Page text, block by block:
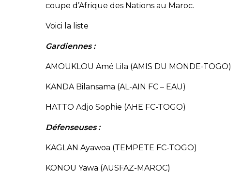
coupe d’Afrique des Nations au Maroc.
Voici la liste
Gardiennes :
AMOUKLOU Amé Lila (AMIS DU MONDE-TOGO)
KANDA Bilansama (AL-AIN FC – EAU)
HATTO Adjo Sophie (AHE FC-TOGO)
Défenseuses :
KAGLAN Ayawoa (TEMPETE FC-TOGO)
KONOU Yawa (AUSFAZ-MAROC)